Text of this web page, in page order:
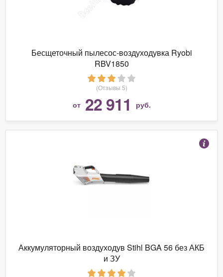
Бесщеточный пылесос-воздуходувка Ryobi
RBV1850
(Отзывы 5)
от 22 911 руб.
Аккумуляторный воздуходув Stihl BGA 56 без АКБ
и ЗУ